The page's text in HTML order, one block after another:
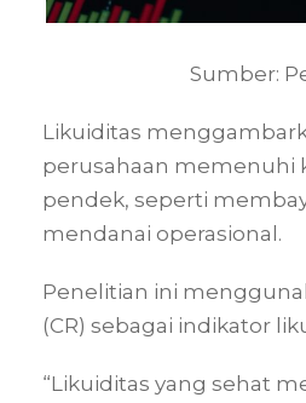
Sumber:
Likuiditas
perusahaan memenuhi
pendek, seperti
mendanai operasional.
Penelitian ini
(CR) sebagai indikator
“Likuiditas yang sehat